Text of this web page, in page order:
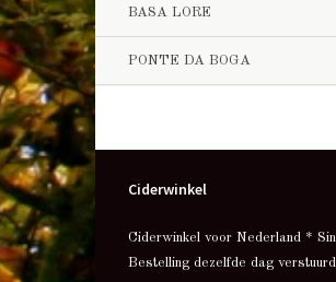
BASA LORE
PONTE DA BOGA
Ciderwinkel
Ciderwinkel voor Nederland *
Bestelling dezelfde dag